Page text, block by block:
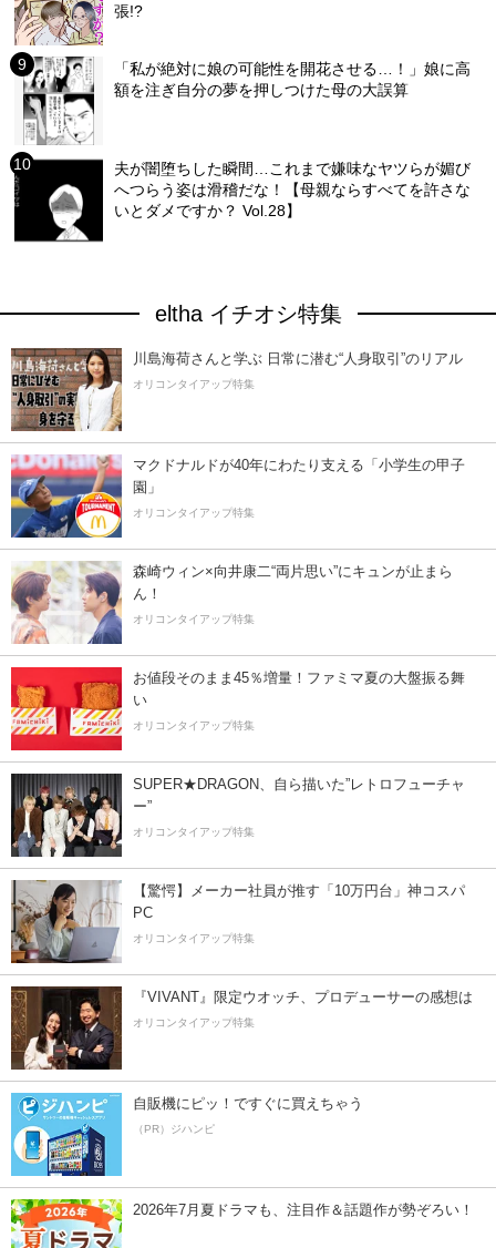
張!?
「私が絶対に娘の可能性を開花させる…！」娘に高
額を注ぎ自分の夢を押しつけた母の大誤算
夫が闇堕ちした瞬間…これまで嫌味なヤツらが媚び
へつらう姿は滑稽だな！【母親ならすべてを許さな
いとダメですか？ Vol.28】
eltha イチオシ特集
川島海荷さんと学ぶ 日常に潜む“人身取引”のリアル
オリコンタイアップ特集
マクドナルドが40年にわたり支える「小学生の甲子
園」
オリコンタイアップ特集
森崎ウィン×向井康二“両片思い”にキュンが止まら
ん！
オリコンタイアップ特集
お値段そのまま45％増量！ファミマ夏の大盤振る舞
い
オリコンタイアップ特集
SUPER★DRAGON、自ら描いた”レトロフューチャ
ー”
オリコンタイアップ特集
【驚愕】メーカー社員が推す「10万円台」神コスパ
PC
オリコンタイアップ特集
『VIVANT』限定ウオッチ、プロデューサーの感想は
オリコンタイアップ特集
自販機にピッ！ですぐに買えちゃう
（PR）ジハンピ
2026年7月夏ドラマも、注目作＆話題作が勢ぞろい！